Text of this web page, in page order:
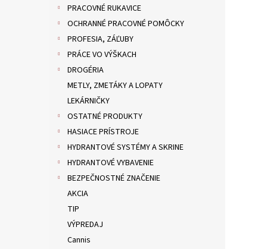
PRACOVNÉ RUKAVICE
OCHRANNÉ PRACOVNÉ POMÔCKY
PROFESIA, ZÁĽUBY
PRÁCE VO VÝŠKACH
DROGÉRIA
METLY, ZMETÁKY A LOPATY
LEKÁRNIČKY
OSTATNÉ PRODUKTY
HASIACE PRÍSTROJE
HYDRANTOVÉ SYSTÉMY A SKRINE
HYDRANTOVÉ VYBAVENIE
BEZPEČNOSTNÉ ZNAČENIE
AKCIA
TIP
VÝPREDAJ
Cannis